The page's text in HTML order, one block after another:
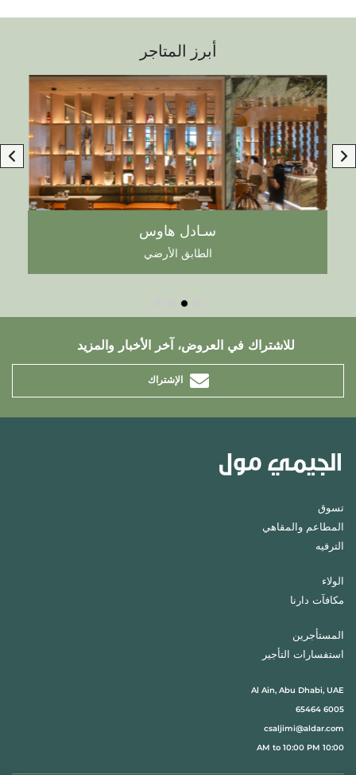
أبرز المتاجر
سـادل هاوس
الطابق الأرضي
للاشتراك في العروض، آخر الأخبار والمزيد
الإشتراك
تسوق
المطاعم والمقاهي
الترفيه
الولاء
مكافآت دارنا
المستأجرين
استفسارات التأجير
Al Ain, Abu Dhabi, UAE
6005 65464
csaljimi@aldar.com
10:00 AM to 10:00 PM